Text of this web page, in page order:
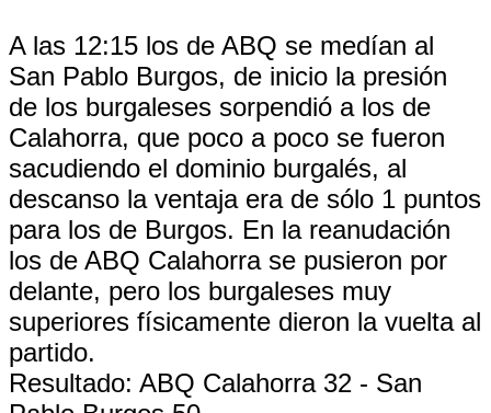
A las 12:15 los de ABQ se medían al
San Pablo Burgos, de inicio la presión
de los burgaleses sorpendió a los de
Calahorra, que poco a poco se fueron
sacudiendo el dominio burgalés, al
descanso la ventaja era de sólo 1 puntos
para los de Burgos. En la reanudación
los de ABQ Calahorra se pusieron por
delante, pero los burgaleses muy
superiores físicamente dieron la vuelta al
partido.
Resultado: ABQ Calahorra 32 - San